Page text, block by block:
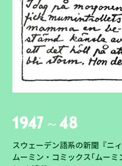
1947～48
スウェーデン語系の新聞『ニ
ムーミン・コミックス｢ムー